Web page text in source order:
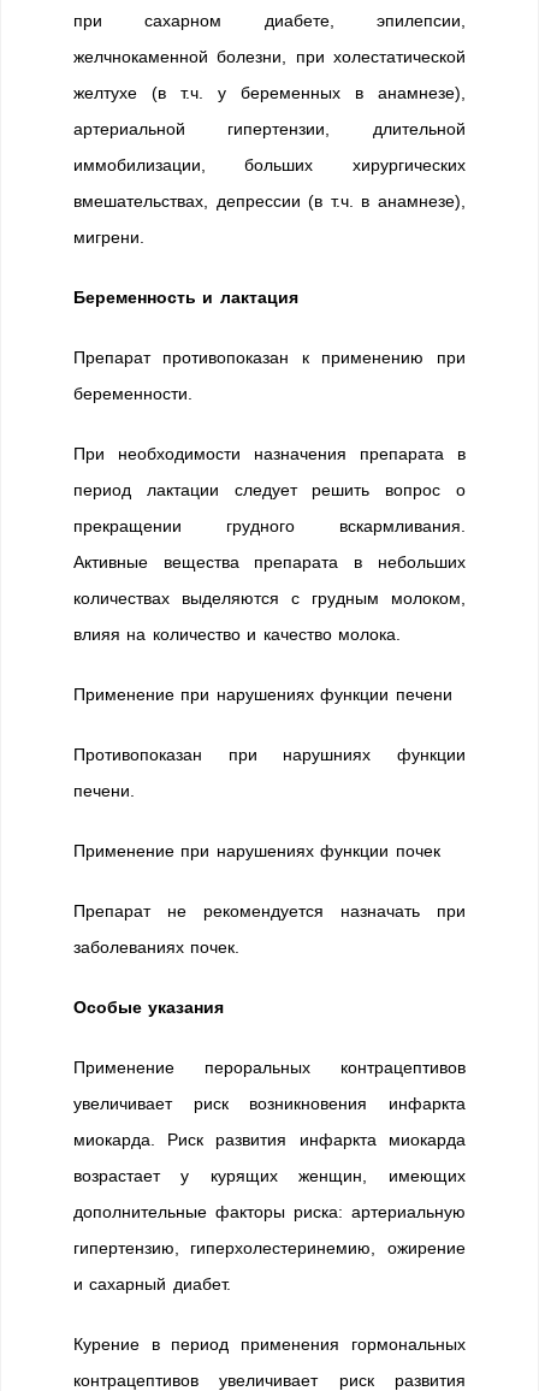
при сахарном диабете, эпилепсии,
желчнокаменной болезни, при холестатической
желтухе (в т.ч. у беременных в анамнезе),
артериальной гипертензии, длительной
иммобилизации, больших хирургических
вмешательствах, депрессии (в т.ч. в анамнезе),
мигрени.
Беременность и лактация
Препарат противопоказан к применению при
беременности.
При необходимости назначения препарата в
период лактации следует решить вопрос о
прекращении грудного вскармливания.
Активные вещества препарата в небольших
количествах выделяются с грудным молоком,
влияя на количество и качество молока.
Применение при нарушениях функции печени
Противопоказан при нарушниях функции
печени.
Применение при нарушениях функции почек
Препарат не рекомендуется назначать при
заболеваниях почек.
Особые указания
Применение пероральных контрацептивов
увеличивает риск возникновения инфаркта
миокарда. Риск развития инфаркта миокарда
возрастает у курящих женщин, имеющих
дополнительные факторы риска: артериальную
гипертензию, гиперхолестеринемию, ожирение
и сахарный диабет.
Курение в период применения гормональных
контрацептивов увеличивает риск развития